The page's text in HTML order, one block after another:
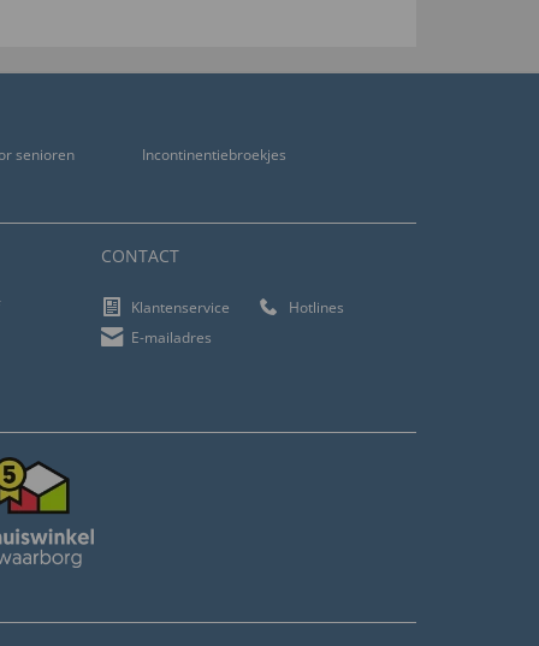
senioren
Incontinentiebroekjes
CONTACT
Klantenservice
Hotlines
E-mailadres